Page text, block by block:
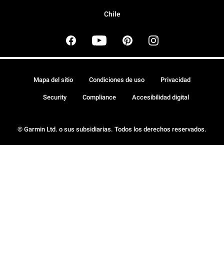
Chile
© Garmin Ltd. o sus subsidiarias. Todos los derechos reservados.
Mapa del sitio Condiciones de uso Privacidad
Security Compliance Accesibilidad digital